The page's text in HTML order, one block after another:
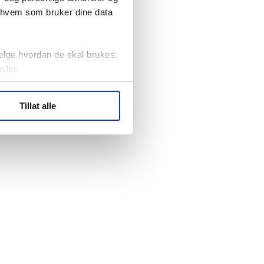
som bruker dine data
hvordan de skal brukes.
statistikk.
Tillat alle